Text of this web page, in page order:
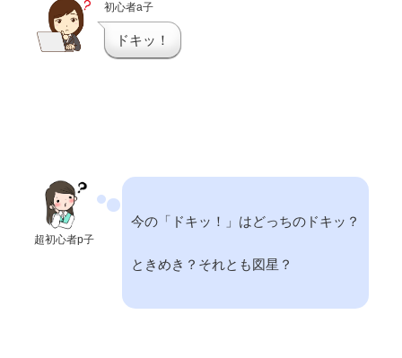
初心者a子
ドキッ！
超初心者p子
今の「ドキッ！」はどっちのドキッ？
ときめき？それとも図星？